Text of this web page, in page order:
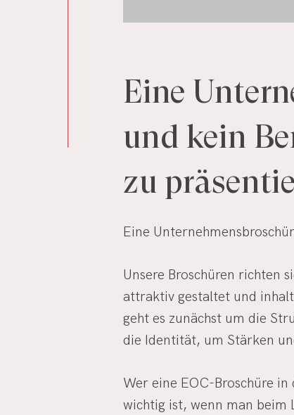
Eine
und kein
zu
Eine
Unsere Broschüren richten
attraktiv gestaltet und
geht es zunächst um die
die Identität, um Stärken
Wer eine EOC-Broschüre
wichtig ist, wenn man beim